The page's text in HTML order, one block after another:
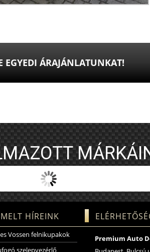
EGYEDI ÁRAJÁNLATUNKAT!
HÍREINK
Vossen felnikupakok
szelepvezérlő
Premium Auto